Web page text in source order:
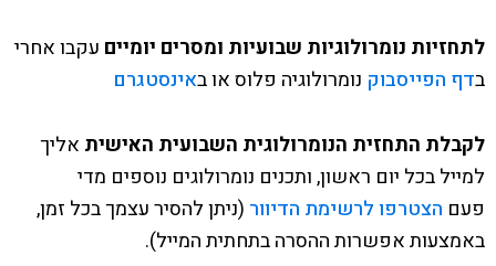
לתחזיות נומרולוגיות שבועיות ומסרים יומיים עקבו אחרי
בדף הפייסבוק נומרולוגיה פלוס או באינסטגרם
לקבלת התחזית הנומרולוגית השבועית האישית אליך
למייל בכל יום ראשון, ותכנים נומרולוגים נוספים מדי
פעם הצטרפו לרשימת הדיוור (ניתן להסיר עצמך בכל זמן,
באמצעות אפשרות ההסרה בתחתית המייל).